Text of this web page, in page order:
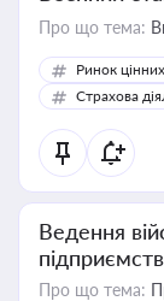
Про що тема:
Ринок
Страхова
Ведення
Про що тема: